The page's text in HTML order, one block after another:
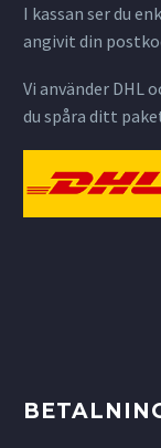
I kassan ser du
angivit din
Vi använder DHL
du spåra ditt